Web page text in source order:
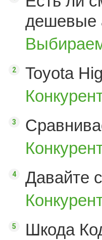
дешевые
Toyota
Давайте
Шкода